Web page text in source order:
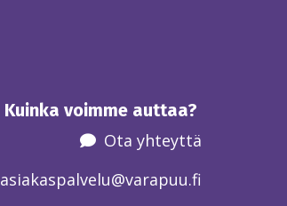
Kuinka voimme auttaa?
Ota yhteyttä
asiakaspalvelu@varapuu.fi